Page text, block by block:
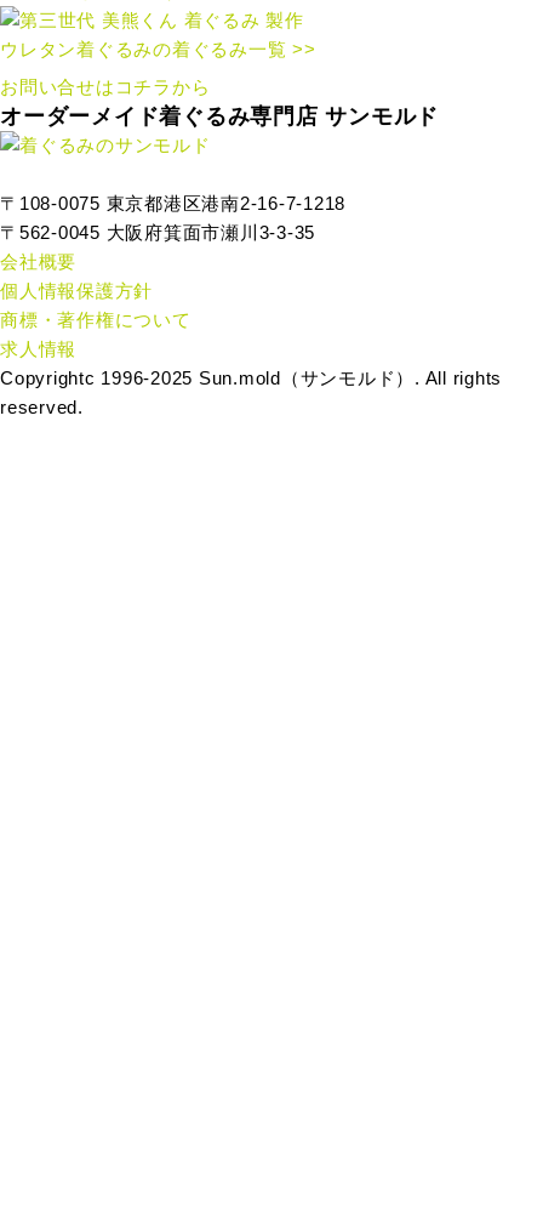
ウレタン着ぐるみの着ぐるみ一覧 >>
お問い合せはコチラから
オーダーメイド着ぐるみ専門店 サンモルド
〒108-0075 東京都港区港南2-16-7-1218
〒562-0045 大阪府箕面市瀬川3-3-35
会社概要
個人情報保護方針
商標・著作権について
求人情報
Copyrightc 1996-2025 Sun.mold（サンモルド）. All rights
reserved.